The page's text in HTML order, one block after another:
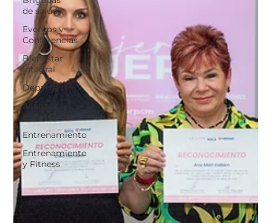
de salud
Eventos y
Conferencias
Bienestar
Integral
Deporte
Alianzas
Entrenamiento
Entrenamiento
y Fitness